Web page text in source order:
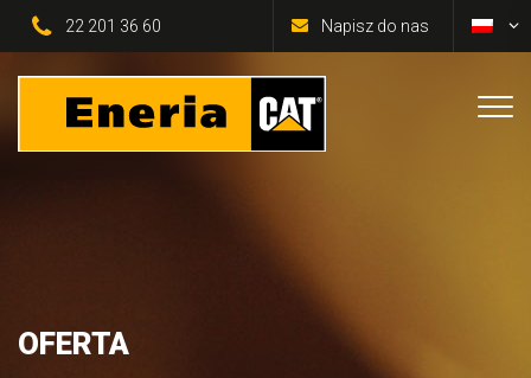
22 201 36 60 Napisz do nas
OFERTA